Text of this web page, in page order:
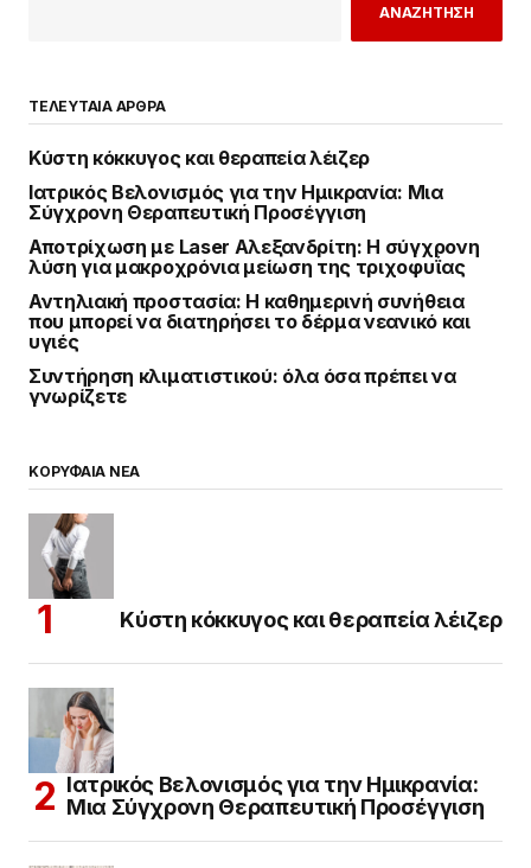
ΑΝΑΖΗΤΗΣΗ
ΤΕΛΕΥΤΑΙΑ ΑΡΘΡΑ
Κύστη κόκκυγος και θεραπεία λέιζερ
Ιατρικός Βελονισμός για την Ημικρανία: Μια
Σύγχρονη Θεραπευτική Προσέγγιση
Αποτρίχωση με Laser Αλεξανδρίτη: Η σύγχρονη
λύση για μακροχρόνια μείωση της τριχοφυΐας
Αντηλιακή προστασία: Η καθημερινή συνήθεια
που μπορεί να διατηρήσει το δέρμα νεανικό και
υγιές
Συντήρηση κλιματιστικού: όλα όσα πρέπει να
γνωρίζετε
ΚΟΡΥΦΑΙΑ ΝΕΑ
Κύστη κόκκυγος και θεραπεία λέιζερ
Ιατρικός Βελονισμός για την Ημικρανία:
Μια Σύγχρονη Θεραπευτική Προσέγγιση